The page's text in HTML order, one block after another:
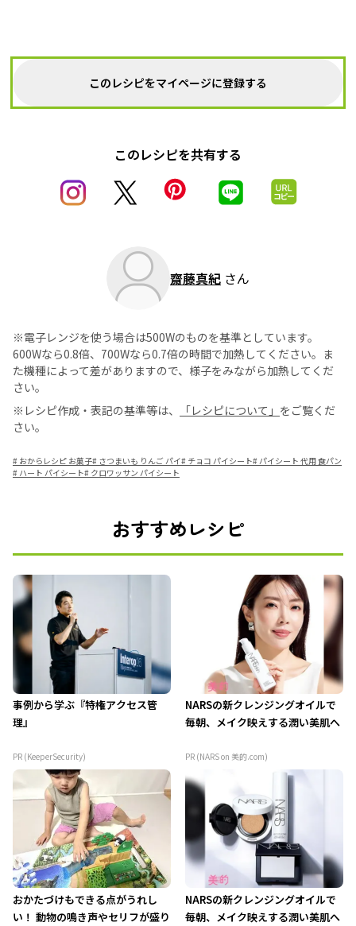
このレシピをマイページに登録する
このレシピを共有する
齋藤真紀 さん
※電子レンジを使う場合は500Wのものを基準としています。
600Wなら0.8倍、700Wなら0.7倍の時間で加熱してください。ま
た機種によって差がありますので、様子をみながら加熱してくだ
さい。
※レシピ作成・表記の基準等は、
「レシピについて」 をご覧くだ
さい。
# おからレシピ お菓子# さつまいも りんご パイ# チョコ パイシート#パイシート 代用 食パン
# ハート パイシート# クロワッサン パイシート
おすすめレシピ
事例から学ぶ『特権アクセス管
理』
PR (KeeperSecurity)
NARSの新クレンジングオイルで
毎朝、メイク映えする潤い美肌へ
PR (NARS on 美的.com)
おかたづけもできる点がうれし
い！ 動物の鳴き声やセリフが盛り
NARSの新クレンジングオイルで
毎朝、メイク映えする潤い美肌へ